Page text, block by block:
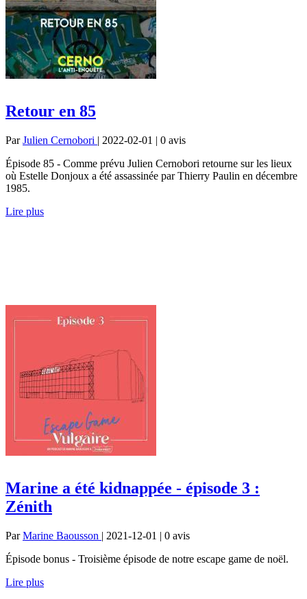
Retour en 85
ParJulien Cernobori | 2022-02-01 | 0 avis
Épisode 85 - Comme prévu Julien Cernobori retourne sur les lieux
où Estelle Donjoux a été assassinée par Thierry Paulin en décembre
1985.
Lire plus
Marine a été kidnappée - épisode 3 :
Zénith
ParMarine Baousson | 2021-12-01 | 0 avis
Épisode bonus - Troisième épisode de notre escape game de noël.
Lire plus